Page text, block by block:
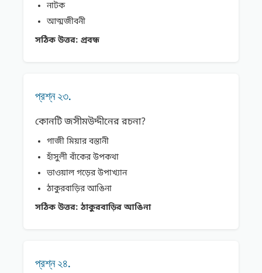
নাটক
আত্মজীবনী
সঠিক উত্তর: প্রবন্ধ
প্রশ্ন ২৩.
কোনটি জসীমউদ্দীনের রচনা?
গাজী মিয়ার বস্তানী
হাঁসুলী বাঁকের উপকথা
ভাওয়াল গড়ের উপাখ্যান
ঠাকুরবাড়ির আঙিনা
সঠিক উত্তর: ঠাকুরবাড়ির আঙিনা
প্রশ্ন ২৪.